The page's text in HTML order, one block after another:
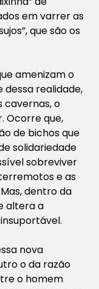
em varrer as
que são os
amenizam o
realidade,
cavernas, o
Ocorre que,
de bichos que
solidariedade
sobreviver
e as
dentro da
altera a
nova
o da razão
o homem